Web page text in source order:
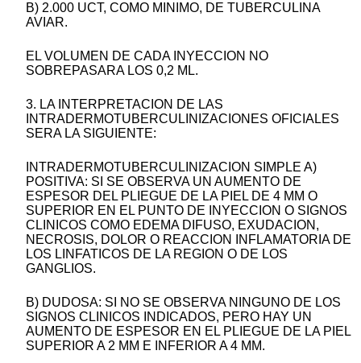
B) 2.000 UCT, COMO MINIMO, DE TUBERCULINA
AVIAR.
EL VOLUMEN DE CADA INYECCION NO
SOBREPASARA LOS 0,2 ML.
3. LA INTERPRETACION DE LAS
INTRADERMOTUBERCULINIZACIONES OFICIALES
SERA LA SIGUIENTE:
INTRADERMOTUBERCULINIZACION SIMPLE A)
POSITIVA: SI SE OBSERVA UN AUMENTO DE
ESPESOR DEL PLIEGUE DE LA PIEL DE 4 MM O
SUPERIOR EN EL PUNTO DE INYECCION O SIGNOS
CLINICOS COMO EDEMA DIFUSO, EXUDACION,
NECROSIS, DOLOR O REACCION INFLAMATORIA DE
LOS LINFATICOS DE LA REGION O DE LOS
GANGLIOS.
B) DUDOSA: SI NO SE OBSERVA NINGUNO DE LOS
SIGNOS CLINICOS INDICADOS, PERO HAY UN
AUMENTO DE ESPESOR EN EL PLIEGUE DE LA PIEL
SUPERIOR A 2 MM E INFERIOR A 4 MM.